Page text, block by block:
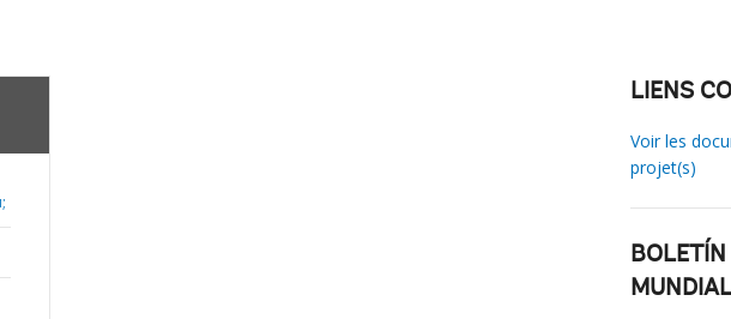
LIENS
Voir les
projet(s)
MUNDIAL